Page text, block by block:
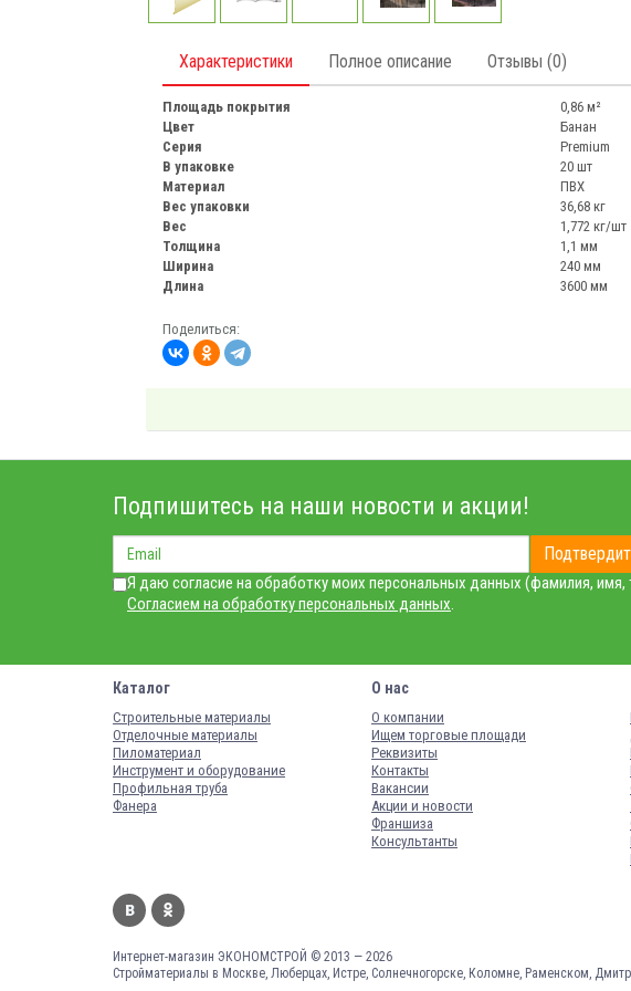
Характеристики Полное описание Отзывы (0)
Площадь покрытия
0,86 м²
Цвет
Банан
Серия
Premium
В упаковке
20 шт
Материал
ПВХ
Вес упаковки
36,68 кг
Вес
1,772 кг/шт
Толщина
1,1 мм
Ширина
240 мм
Длина
3600 мм
Поделиться:
Подпишитесь на наши новости и акции!
Я даю согласие на обработку моих персональных данных (фамилия,
Согласием на обработку персональных данных.
Каталог
Строительные материалы
Отделочные материалы
Пиломатериал
Инструмент и оборудование
Профильная труба
Фанера
О нас
О компании
Ищем торговые площади
Реквизиты
Контакты
Вакансии
Акции и новости
Франшиза
Консультанты
Интернет-магазин ЭКОНОМСТРОЙ © 2013 — 2026
Стройматериалы в Москве, Люберцах, Истре, Солнечногорске, Коломне, Раменском,